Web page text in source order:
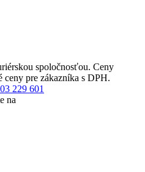
spoločnosťou. Ceny
ceny pre zákazníka s DPH.
229 601
na